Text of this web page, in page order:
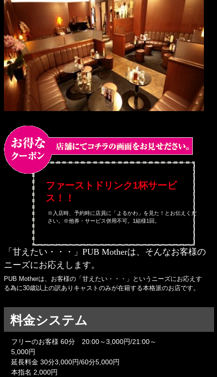
ファーストドリンク1杯サービ
ス！！
※入店時、予約時に店員に「よるかわ」を見た！とお伝えくだ
さい。※他券・サービス併用不可。1組様1回。
「甘えたい・・・」PUB Motherは、そんなお客様の
ニーズにお応えします。
PUB Motherは、お客様の「甘えたい・・・」というニーズにお応えす
る為に30歳以上の訳ありキャストのみが在籍する本格派のお店です。
料金システム
フリーのお客様 60分 20:00～3,000円/21:00～
5,000円
延長料金 30分3,000円/60分5,000円
本指名 2,000円